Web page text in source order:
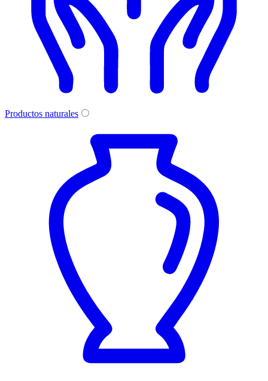
Productos naturales